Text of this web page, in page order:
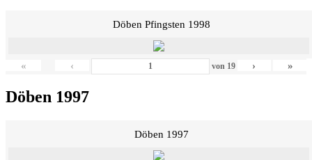
Döben Pfingsten 1998
« ‹ von 19 › »
Döben 1997
Döben 1997